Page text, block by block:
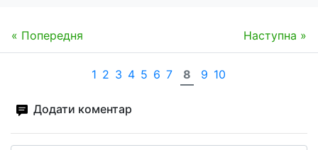
« Попередня Наступна »
1 2 3 4 5 6 7 8 9 10
Додати коментар